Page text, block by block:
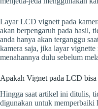
Layar LCD vignett pada
akan berpengaruh pada hasil,
anda hanya akan terganggu
kamera saja, jika layar vignette
menahannya dulu sebelum
Apakah Vignet pada LCD
Hingga saat artikel ini ditulis,
digunakan untuk memperbaiki